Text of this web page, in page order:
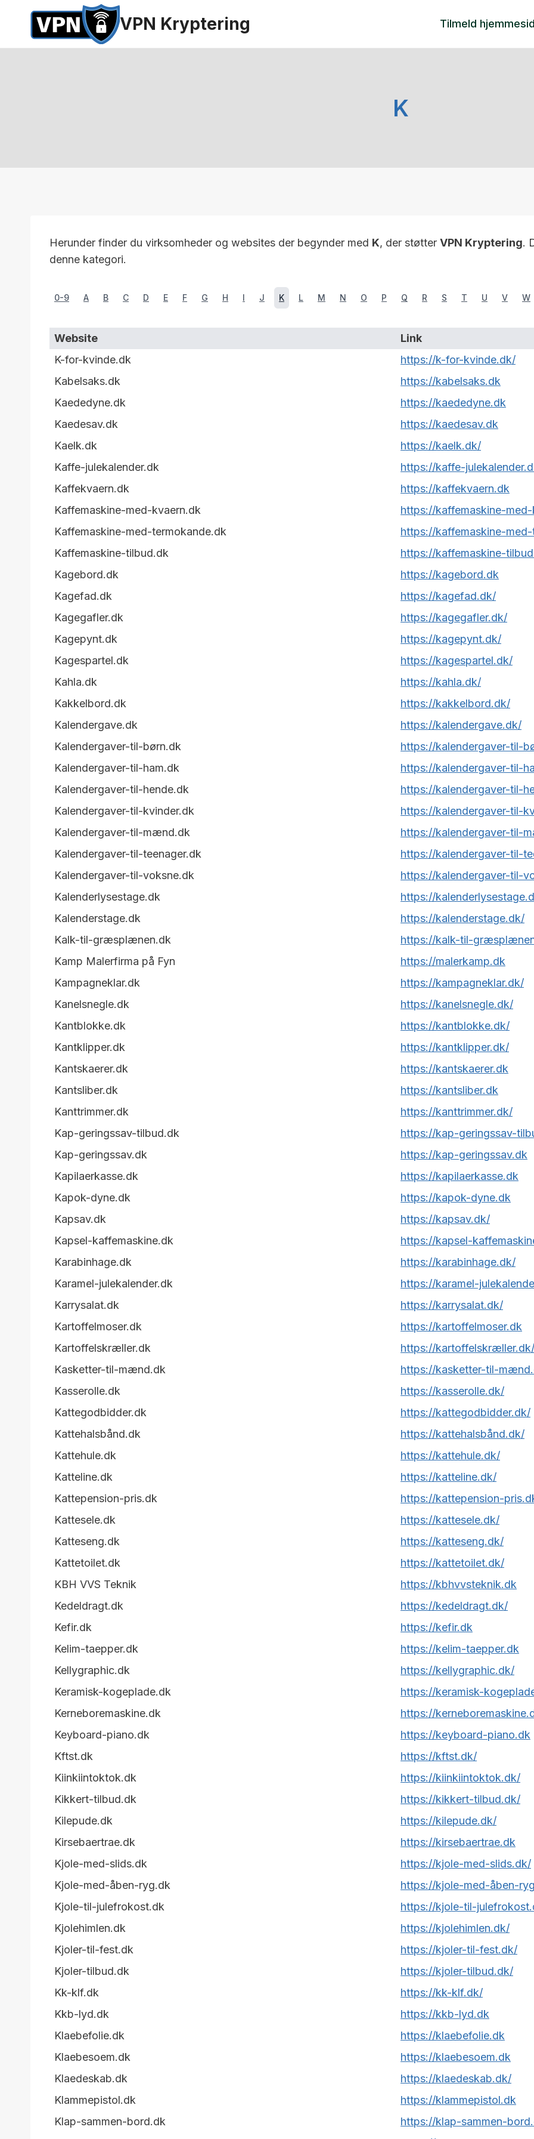
indhold
VPN Kryptering Tilmeld
K
Herunder finder du virksomheder og websites der begynder med K, der støtter VPN Kryptering.
denne kategori.
0-9 A B C D E F G H I J K L M N O P Q R S T U V W
Website
Link
K-for-kvinde.dk
https://k-for-kvinde.dk/
Kabelsaks.dk
https://kabelsaks.dk
Kaededyne.dk
https://kaededyne.dk
Kaedesav.dk
https://kaedesav.dk
Kaelk.dk
https://kaelk.dk/
Kaffe-julekalender.dk
https://kaffe-
Kaffekvaern.dk
https://kaffekvaern.dk
Kaffemaskine-med-kvaern.dk
https://kaffemaskine-
Kaffemaskine-med-termokande.dk
https://kaffemaskine-
Kaffemaskine-tilbud.dk
https://kaffemaskine-
Kagebord.dk
https://kagebord.dk
Kagefad.dk
https://kagefad.dk/
Kagegafler.dk
https://kagegafler.dk/
Kagepynt.dk
https://kagepynt.dk/
Kagespartel.dk
https://kagespartel.dk/
Kahla.dk
https://kahla.dk/
Kakkelbord.dk
https://kakkelbord.dk/
Kalendergave.dk
https://kalendergave.dk/
Kalendergaver-til-børn.dk
https://kalendergaver-til-
Kalendergaver-til-ham.dk
https://kalendergaver-til-
Kalendergaver-til-hende.dk
https://kalendergaver-til-
Kalendergaver-til-kvinder.dk
https://kalendergaver-til-
Kalendergaver-til-mænd.dk
https://kalendergaver-til-
Kalendergaver-til-teenager.dk
https://kalendergaver-til-
Kalendergaver-til-voksne.dk
https://kalendergaver-til-
Kalenderlysestage.dk
https://
Kalenderstage.dk
https://kalenderstage.dk/
Kalk-til-græsplænen.dk
https://kalk-til-
Kamp Malerfirma på Fyn
https://malerkamp.dk
Kampagneklar.dk
https://kampagneklar.dk/
Kanelsnegle.dk
https://kanelsnegle.dk/
Kantblokke.dk
https://kantblokke.dk/
Kantklipper.dk
https://kantklipper.dk/
Kantskaerer.dk
https://kantskaerer.dk
Kantsliber.dk
https://kantsliber.dk
Kanttrimmer.dk
https://kanttrimmer.dk/
Kap-geringssav-tilbud.dk
https://kap-geringssav-
Kap-geringssav.dk
https://kap-geringssav.dk
Kapilaerkasse.dk
https://kapilaerkasse.dk
Kapok-dyne.dk
https://kapok-dyne.dk
Kapsav.dk
https://kapsav.dk/
Kapsel-kaffemaskine.dk
https://kapsel-
Karabinhage.dk
https://karabinhage.dk/
Karamel-julekalender.dk
https://karamel-
Karrysalat.dk
https://karrysalat.dk/
Kartoffelmoser.dk
https://kartoffelmoser.dk
Kartoffelskræller.dk
https://kartoffelskræller.dk/
Kasketter-til-mænd.dk
https://kasketter-til-
Kasserolle.dk
https://kasserolle.dk/
Kattegodbidder.dk
https://kattegodbidder.dk/
Kattehalsbånd.dk
https://kattehalsbånd.dk/
Kattehule.dk
https://kattehule.dk/
Katteline.dk
https://katteline.dk/
Kattepension-pris.dk
https://kattepension-
Kattesele.dk
https://kattesele.dk/
Katteseng.dk
https://katteseng.dk/
Kattetoilet.dk
https://kattetoilet.dk/
KBH VVS Teknik
https://kbhvvsteknik.dk
Kedeldragt.dk
https://kedeldragt.dk/
Kefir.dk
https://kefir.dk
Kelim-taepper.dk
https://kelim-taepper.dk
Kellygraphic.dk
https://kellygraphic.dk/
Keramisk-kogeplade.dk
https://keramisk-
Kerneboremaskine.dk
https://
Keyboard-piano.dk
https://keyboard-piano.dk
Kftst.dk
https://kftst.dk/
Kiinkiintoktok.dk
https://kiinkiintoktok.dk/
Kikkert-tilbud.dk
https://kikkert-tilbud.dk/
Kilepude.dk
https://kilepude.dk/
Kirsebaertrae.dk
https://kirsebaertrae.dk
Kjole-med-slids.dk
https://kjole-med-slids.dk/
Kjole-med-åben-ryg.dk
https://kjole-med-åben-
Kjole-til-julefrokost.dk
https://kjole-til-
Kjolehimlen.dk
https://kjolehimlen.dk/
Kjoler-til-fest.dk
https://kjoler-til-fest.dk/
Kjoler-tilbud.dk
https://kjoler-tilbud.dk/
Kk-klf.dk
https://kk-klf.dk/
Kkb-lyd.dk
https://kkb-lyd.dk
Klaebefolie.dk
https://klaebefolie.dk
Klaebesoem.dk
https://klaebesoem.dk
Klaedeskab.dk
https://klaedeskab.dk/
Klammepistol.dk
https://klammepistol.dk
Klap-sammen-bord.dk
https://klap-sammen-